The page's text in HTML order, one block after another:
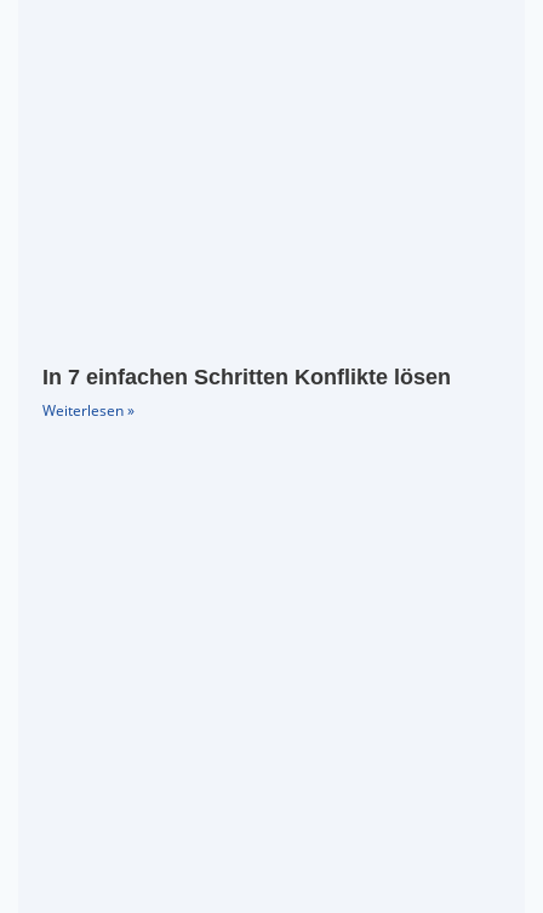
In 7 einfachen Schritten Konflikte lösen
Weiterlesen »